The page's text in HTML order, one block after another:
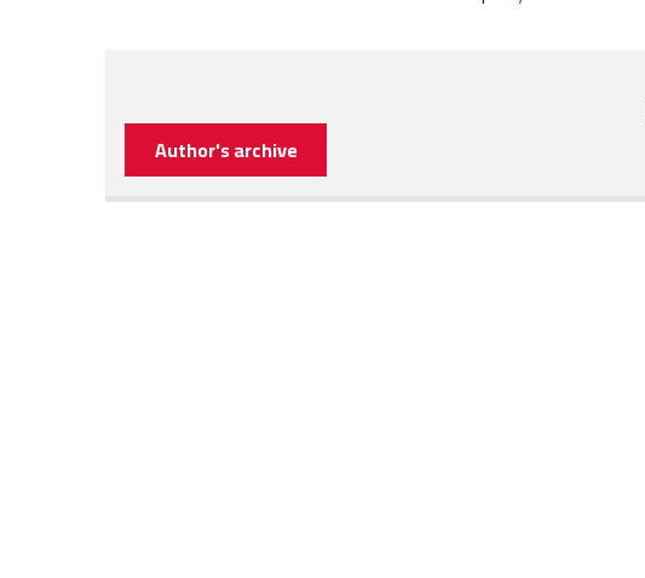
Author's archive